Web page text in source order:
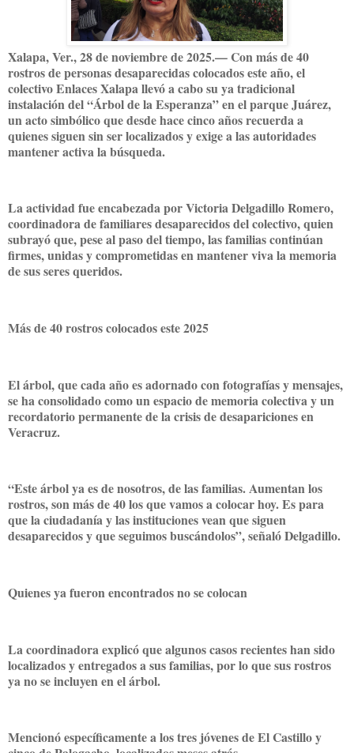
Xalapa, Ver., 28 de noviembre de 2025.— Con más de 40
rostros de personas desaparecidas colocados este año, el
colectivo Enlaces Xalapa llevó a cabo su ya tradicional
instalación del “Árbol de la Esperanza” en el parque Juárez,
un acto simbólico que desde hace cinco años recuerda a
quienes siguen sin ser localizados y exige a las autoridades
mantener activa la búsqueda.
La actividad fue encabezada por Victoria Delgadillo Romero,
coordinadora de familiares desaparecidos del colectivo, quien
subrayó que, pese al paso del tiempo, las familias continúan
firmes, unidas y comprometidas en mantener viva la memoria
de sus seres queridos.
Más de 40 rostros colocados este 2025
El árbol, que cada año es adornado con fotografías y mensajes,
se ha consolidado como un espacio de memoria colectiva y un
recordatorio permanente de la crisis de desapariciones en
Veracruz.
“Este árbol ya es de nosotros, de las familias. Aumentan los
rostros, son más de 40 los que vamos a colocar hoy. Es para
que la ciudadanía y las instituciones vean que siguen
desaparecidos y que seguimos buscándolos”, señaló Delgadillo.
Quienes ya fueron encontrados no se colocan
La coordinadora explicó que algunos casos recientes han sido
localizados y entregados a sus familias, por lo que sus rostros
ya no se incluyen en el árbol.
Mencionó específicamente a los tres jóvenes de El Castillo y